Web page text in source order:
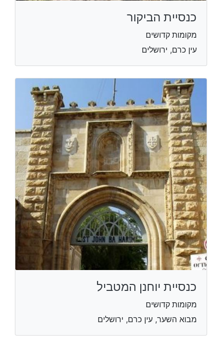
כנסיית הביקור
מקומות קדושים
עין כרם, ירושלים
כנסיית יוחנן המטביל
מקומות קדושים
מבוא השער, עין כרם, ירושלים